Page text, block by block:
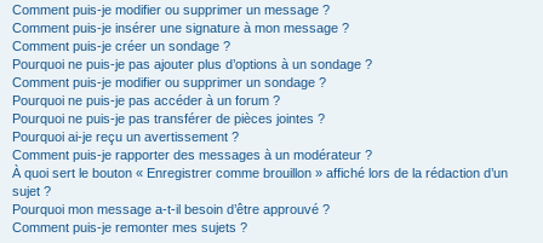
Comment puis-je modifier ou supprimer un message ?
Comment puis-je insérer une signature à mon message ?
Comment puis-je créer un sondage ?
Pourquoi ne puis-je pas ajouter plus d’options à un sondage ?
Comment puis-je modifier ou supprimer un sondage ?
Pourquoi ne puis-je pas accéder à un forum ?
Pourquoi ne puis-je pas transférer de pièces jointes ?
Pourquoi ai-je reçu un avertissement ?
Comment puis-je rapporter des messages à un modérateur ?
À quoi sert le bouton « Enregistrer comme brouillon » affiché lors de la rédaction d’un
sujet ?
Pourquoi mon message a-t-il besoin d’être approuvé ?
Comment puis-je remonter mes sujets ?